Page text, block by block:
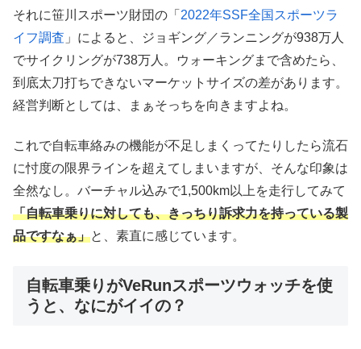
それに笹川スポーツ財団の「 2022年SSF全国スポーツラ
イフ調査 」によると、ジョギング／ランニングが938万人
でサイクリングが738万人。ウォーキングまで含めたら、
到底太刀打ちできないマーケットサイズの差があります。
経営判断としては、まぁそっちを向きますよね。
これで自転車絡みの機能が不足しまくってたりしたら流石
に忖度の限界ラインを超えてしまいますが、そんな印象は
全然なし。バーチャル込みで1,500km以上を走行してみて
「自転車乗りに対しても、きっちり訴求力を持っている製
品ですなぁ」と、素直に感じています。
自転車乗りがVeRunスポーツウォッチを使
うと、なにがイイの？